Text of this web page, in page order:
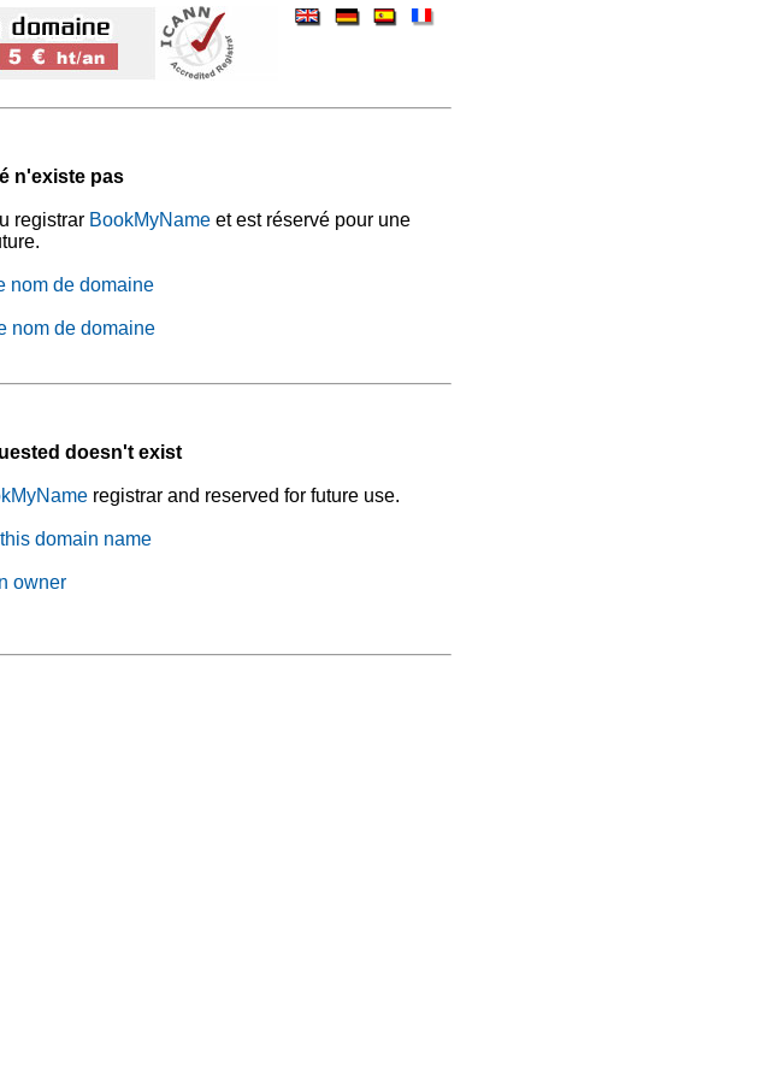
n'existe pas
registrar BookMyName et est réservé pour une
nom de domaine
nom de domaine
doesn't exist
registrar and reserved for future use.
domain name
owner